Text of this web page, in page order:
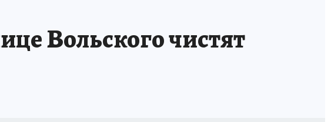
ИСПЫТАНО НА СЕБЕ
Вольского чистят